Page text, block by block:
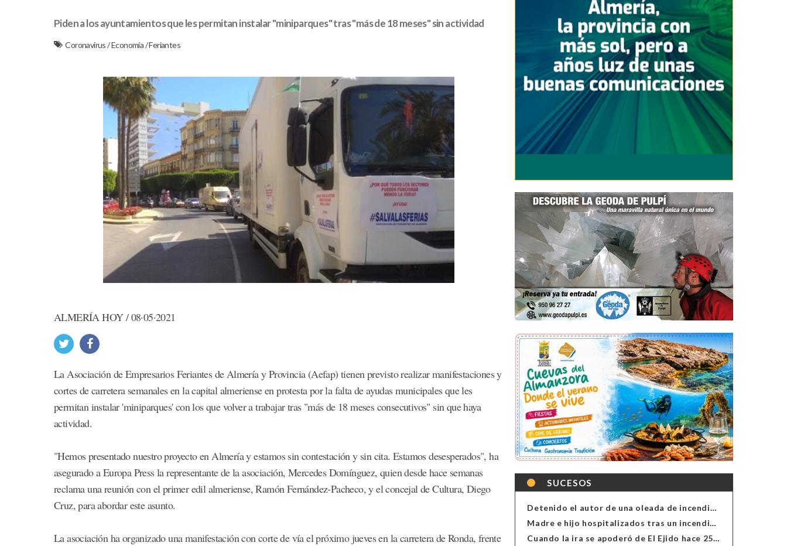
Piden a los ayuntamientos que les permitan instalar "miniparques" tras "más de 18 meses" sin actividad
Coronavirus/Economía/Feriantes
ALMERÍA HOY / 08·05·2021
La Asociación de Empresarios Feriantes de Almería y Provincia (Aefap) tienen previsto realizar manifestaciones y
cortes de carretera semanales en la capital almeriense en protesta por la falta de ayudas municipales que les
permitan instalar 'miniparques' con los que volver a trabajar tras "más de 18 meses consecutivos" sin que haya
actividad.
"Hemos presentado nuestro proyecto en Almería y estamos sin contestación y sin cita. Estamos desesperados", ha
asegurado a Europa Press la representante de la asociación, Mercedes Domínguez, quien desde hace semanas
reclama una reunión con el primer edil almeriense, Ramón Fernández-Pacheco, y el concejal de Cultura, Diego
Cruz, para abordar este asunto.
La asociación ha organizado una manifestación con corte de vía el próximo jueves en la carretera de Ronda, frente
SUCESOS
Detenido el autor de una oleada de incendios de contenedores en Almería
Madre e hijo hospitalizados tras un incendio en la cocina de una vivienda en Almería
Cuando la ira se apoderó de El Ejido hace 25 años